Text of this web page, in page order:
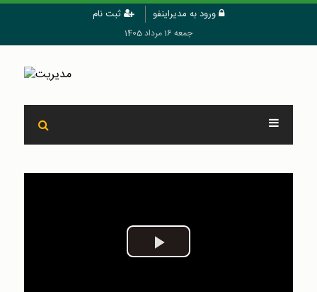
ورود به مدیراینفو ثبت نام
جمعه 16 مرداد 1405
Play